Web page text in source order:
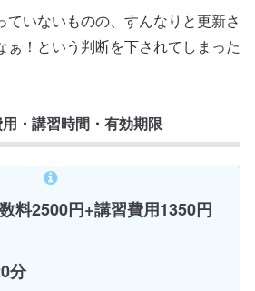
ていないものの、すんなりと更新さ
ぁ！という判断を下されてしまった
・講習時間・有効期限
料2500円+講習費用1350円
分